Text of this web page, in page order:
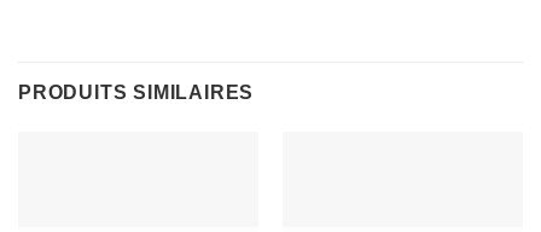
PRODUITS SIMILAIRES